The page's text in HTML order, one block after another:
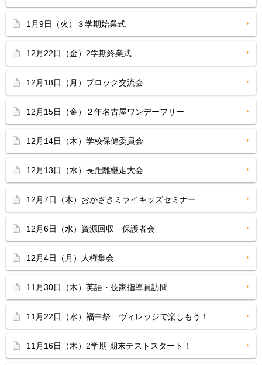
1月9日（火）３学期始業式
12月22日（金）2学期終業式
12月18日（月）ブロック交流会
12月15日（金）２年名古屋ワンデーフリー
12月14日（木）学校保健委員会
12月13日（水）長距離継走大会
12月7日（木）おかざきミライキッズセミナー
12月6日（水）資源回収 保護者会
12月4日（月）人権集会
11月30日（木）英語・技家指導員訪問
11月22日（水）福中祭 ヴィレッジで楽しもう！
11月16日（木）2学期 期末テストスタート！